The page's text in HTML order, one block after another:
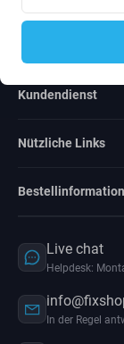
Over1000reviews
Kundendienst
Nützliche Links
Live chat
Helpdesk:
In der Regel